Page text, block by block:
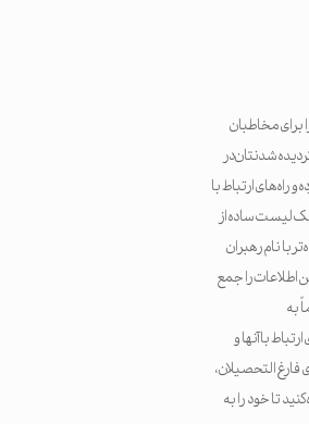
برای مخاطبان
شدنتان در
راه‌های ارتباط با
لیست ساده از
با نام رهبران
اطلاعات را جمع
به
با آنها و
فارغ التحصیلان،
تا خود را به